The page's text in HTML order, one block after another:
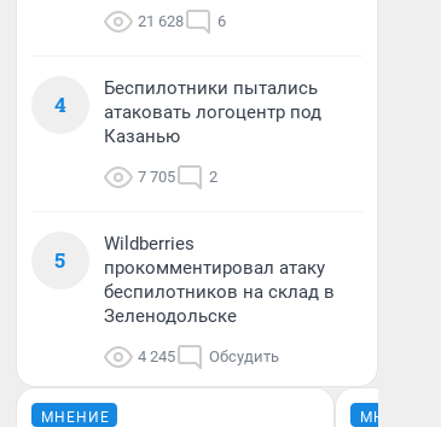
21 628 6
4
Беспилотники пытались
атаковать логоцентр под
Казанью
7 705 2
5
Wildberries
прокомментировал атаку
беспилотников на склад в
Зеленодольске
4 245 Обсудить
МНЕНИЕ МНЕНИЕ